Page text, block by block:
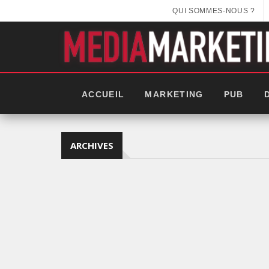
QUI SOMMES-NOUS ?
ACCUEIL MARKETING PUB
ARCHIVES